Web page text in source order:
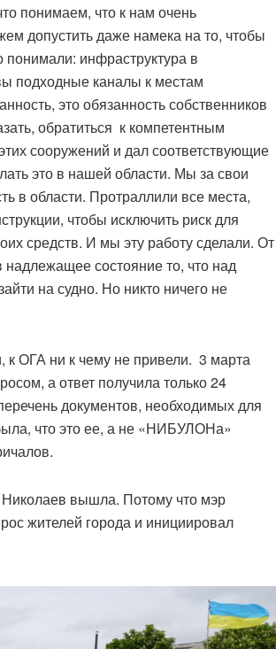
понимаем, что к нам очень
допустить даже намека на то, чтобы
понимали: инфраструктура в
подходные каналы к местам
это обязанность собственников
обратиться к компетентным
сооружений и дал соответствующие
это в нашей области. Мы за свои
в области. Протраллили все места,
чтобы исключить риск для
средств. И мы эту работу сделали. От
надлежащее состояние то, что над
на судно. Но никто ничего не
к ОГА ни к чему не привели. 3 марта
а ответ получила только 24
документов, необходимых для
что это ее, а не «НИБУЛОНа»
Николаев вышла. Потому что мэр
жителей города и инициировал